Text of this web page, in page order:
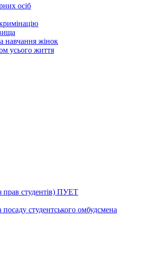
осіб
навчання жінок
усього життя
прав студентів) ПУЕТ
студентського омбудсмена